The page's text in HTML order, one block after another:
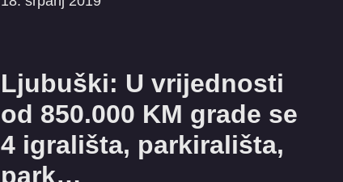
Ljubuški: U vrijednosti
od 850.000 KM grade se
4 igrališta, parkirališta,
park…